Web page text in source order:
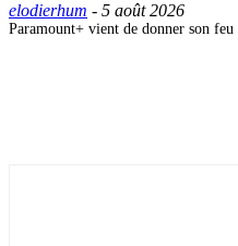
elodierhum - 5 août 2026
Paramount+ vient de donner son